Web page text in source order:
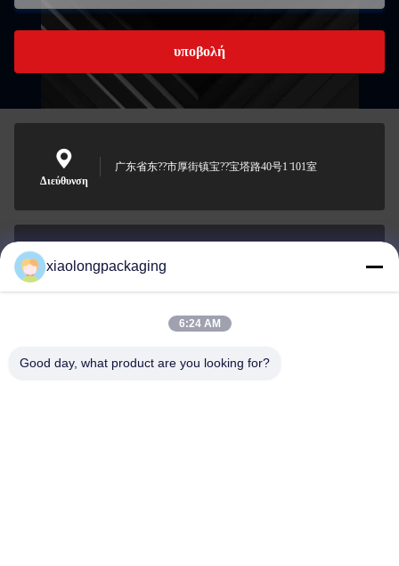
υποβολή
Διεύθυνση
广东省东??市厚街镇宝??宝塔路40号1 ̇101室
Ηλεκτρονικό
Tina@xiaolongpackaging.com
0086-15322891631
xiaolongpackaging
6:24 AM
Good day, what product are you looking for?